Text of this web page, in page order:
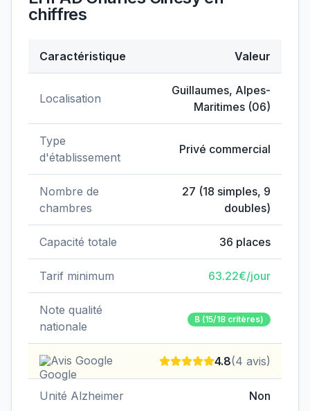
chiffres
Caractéristique Valeur
Localisation
Guillaumes, Alpes-
Maritimes (06)
Type
d'établissement
Privé commercial
Nombre de
chambres
27 (18 simples, 9
doubles)
Capacité totale 36 places
Tarif minimum 63.22€/jour
Note qualité
nationale
B (15/18 critères)
Avis Google 4.8(4 avis)
Unité Alzheimer Non